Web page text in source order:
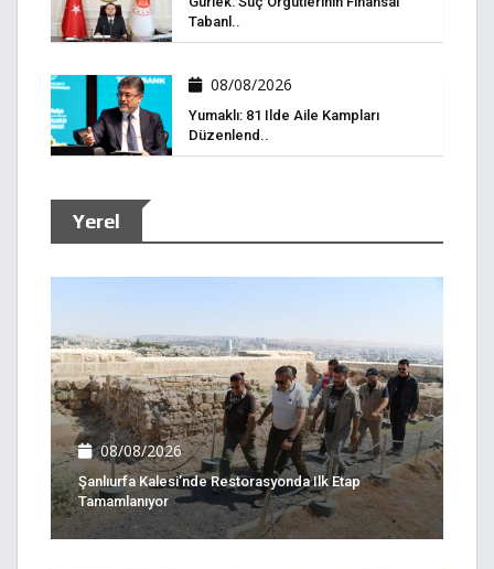
Tabanl..
08/08/2026
Yumaklı: 81 Ilde Aile Kampları
Düzenlend..
Yerel
08/08/2026
Şanlıurfa Kalesi’nde Restorasyonda Ilk Etap
Tamamlanıyor